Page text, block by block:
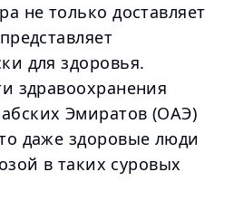
не только доставляет
для здоровья.
здравоохранения
Эмиратов (ОАЭ)
даже здоровые люди
в таких суровых